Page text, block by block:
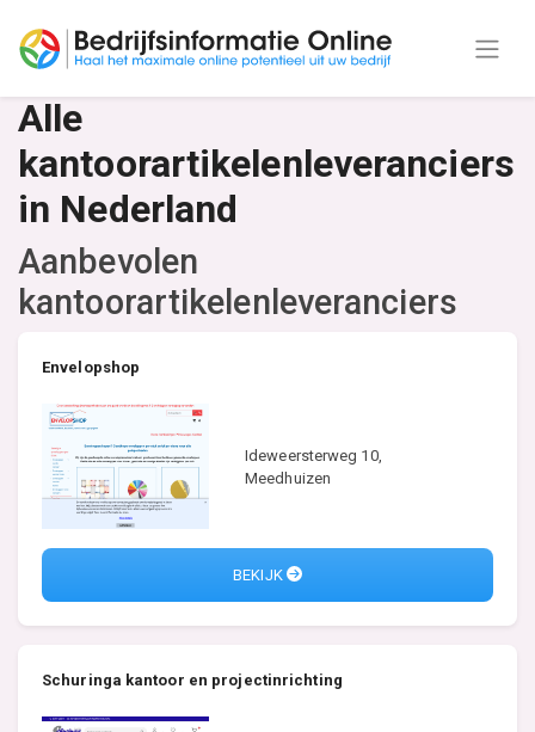
Alle
kantoorartikelenleveranciers
in Nederland
Aanbevolen
kantoorartikelenleveranciers
Envelopshop
Ideweersterweg 10,
Meedhuizen
BEKIJK
Schuringa kantoor en projectinrichting